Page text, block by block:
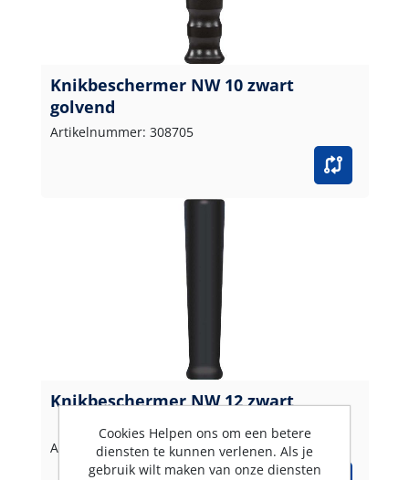
Knikbeschermer NW 10 zwart
golvend
Artikelnummer: 308705
Knikbeschermer NW 12 zwart
Artikelnummer: 30876
Cookies Helpen ons om een betere
diensten te kunnen verlenen. Als je
gebruik wilt maken van onze diensten